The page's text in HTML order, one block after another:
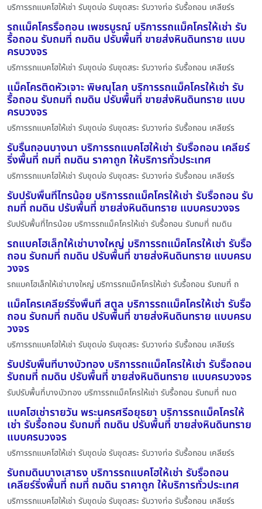
บริการรถแบคโฮให้เช่า รับขุดบ่อ รับขุดสระ รับวางท่อ รับรื้อถอน เคลียร์ร
รถแม็คโครรื้อถอน เพชรบูรณ์ บริการรถแม็คโครให้เช่า รับ
รื้อถอน รับถมที่ ถมดิน ปรับพื้นที่ ขายส่งหินดินทราย แบบ
ครบวงจร
บริการรถแบคโฮให้เช่า รับขุดบ่อ รับขุดสระ รับวางท่อ รับรื้อถอน เคลียร์ร
แม็คโครติดหัวเจาะ พิษณุโลก บริการรถแม็คโครให้เช่า รับ
รื้อถอน รับถมที่ ถมดิน ปรับพื้นที่ ขายส่งหินดินทราย แบบ
ครบวงจร
บริการรถแบคโฮให้เช่า รับขุดบ่อ รับขุดสระ รับวางท่อ รับรื้อถอน เคลียร์ร
รับรื้นถอนบางนา บริการรถแบคโฮให้เช่า รับรื้อถอน เคลียร์
ริ่งพื้นที่ ถมที่ ถมดิน ราคาถูก ให้บริการทั่วประเทศ
บริการรถแบคโฮให้เช่า รับขุดบ่อ รับขุดสระ รับวางท่อ รับรื้อถอน เคลียร์ร
รับปรับพื้นที่ไทรน้อย บริการรถแม็คโครให้เช่า รับรื้อถอน รับ
ถมที่ ถมดิน ปรับพื้นที่ ขายส่งหินดินทราย แบบครบวงจร
รับปรับพื้นที่ไทรน้อย บริการรถแม็คโครให้เช่า รับรื้อถอน รับถมที่ ถมดิน
รถแบคโฮเล็กให้เช่าบางใหญ่ บริการรถแม็คโครให้เช่า รับรื้อ
ถอน รับถมที่ ถมดิน ปรับพื้นที่ ขายส่งหินดินทราย แบบครบ
วงจร
รถแบคโฮเล็กให้เช่าบางใหญ่ บริการรถแม็คโครให้เช่า รับรื้อถอน รับถมที่ ถ
แม็คโครเคลียร์ริ่งพื้นที่ สตูล บริการรถแม็คโครให้เช่า รับรื้อ
ถอน รับถมที่ ถมดิน ปรับพื้นที่ ขายส่งหินดินทราย แบบครบ
วงจร
บริการรถแบคโฮให้เช่า รับขุดบ่อ รับขุดสระ รับวางท่อ รับรื้อถอน เคลียร์ร
รับปรับพื้นที่บางบัวทอง บริการรถแม็คโครให้เช่า รับรื้อถอน
รับถมที่ ถมดิน ปรับพื้นที่ ขายส่งหินดินทราย แบบครบวงจร
รับปรับพื้นที่บางบัวทอง บริการรถแม็คโครให้เช่า รับรื้อถอน รับถมที่ ถมด
แบคโฮเช่ารายวัน พระนครศรีอยุธยา บริการรถแม็คโครให้
เช่า รับรื้อถอน รับถมที่ ถมดิน ปรับพื้นที่ ขายส่งหินดินทราย
แบบครบวงจร
บริการรถแบคโฮให้เช่า รับขุดบ่อ รับขุดสระ รับวางท่อ รับรื้อถอน เคลียร์ร
รับถมดินบางเสาธง บริการรถแบคโฮให้เช่า รับรื้อถอน
เคลียร์ริ่งพื้นที่ ถมที่ ถมดิน ราคาถูก ให้บริการทั่วประเทศ
บริการรถแบคโฮให้เช่า รับขุดบ่อ รับขุดสระ รับวางท่อ รับรื้อถอน เคลียร์ร